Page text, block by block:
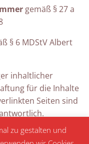
gemäß § 27 a
§ 6 MDStV Albert
inhaltlicher
für die Inhalte
Seiten sind
zu gestalten und